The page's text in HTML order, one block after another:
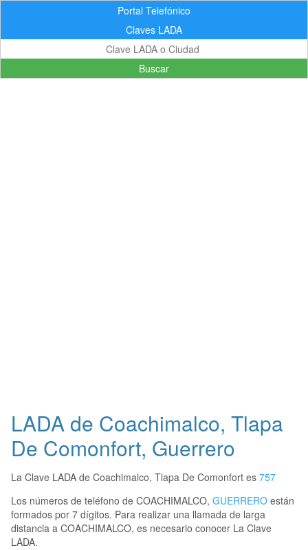
Portal Telefónico
Claves LADA
Buscar
LADA de Coachimalco, Tlapa
De Comonfort, Guerrero
La Clave LADA de Coachimalco, Tlapa De Comonfort es 757
Los números de teléfono de COACHIMALCO, GUERRERO están
formados por 7 dígitos. Para realizar una llamada de larga
distancia a COACHIMALCO, es necesario conocer La Clave
LADA.